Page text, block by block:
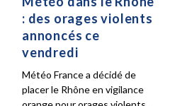
: des orages violents
annoncés ce
vendredi
Météo France a décidé de
placer le Rhône en vigilance